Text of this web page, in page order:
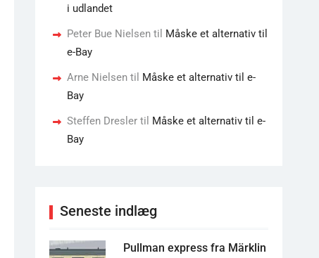
i udlandet
Peter Bue Nielsen til Måske et alternativ til
e-Bay
Arne Nielsen til Måske et alternativ til e-
Bay
Steffen Dresler til Måske et alternativ til e-
Bay
Seneste indlæg
Pullman express fra Märklin